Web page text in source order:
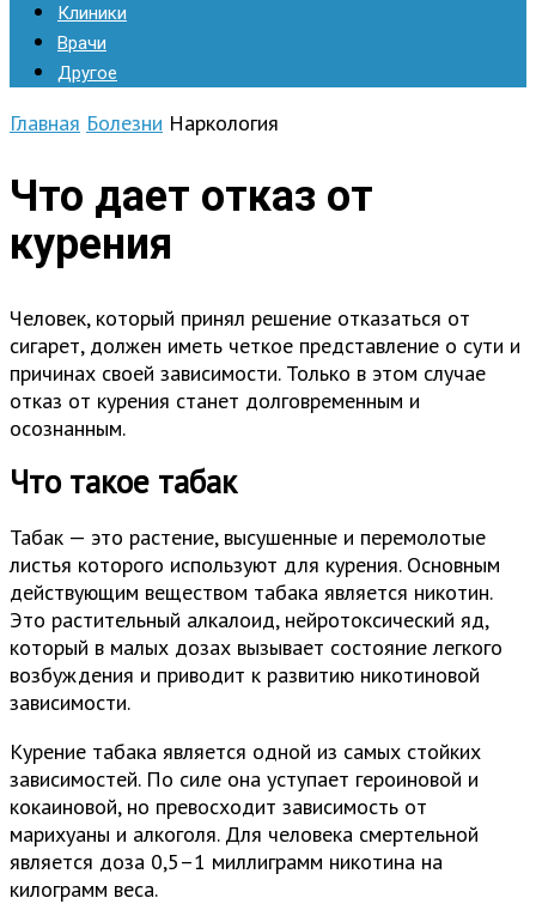
Клиники
Врачи
Другое
Главная Болезни Наркология
Что дает отказ от
курения
Человек, который принял решение отказаться от
сигарет, должен иметь четкое представление о сути и
причинах своей зависимости. Только в этом случае
отказ от курения станет долговременным и
осознанным.
Что такое табак
Табак — это растение, высушенные и перемолотые
листья которого используют для курения. Основным
действующим веществом табака является никотин.
Это растительный алкалоид, нейротоксический яд,
который в малых дозах вызывает состояние легкого
возбуждения и приводит к развитию никотиновой
зависимости.
Курение табака является одной из самых стойких
зависимостей. По силе она уступает героиновой и
кокаиновой, но превосходит зависимость от
марихуаны и алкоголя. Для человека смертельной
является доза 0,5–1 миллиграмм никотина на
килограмм веса.